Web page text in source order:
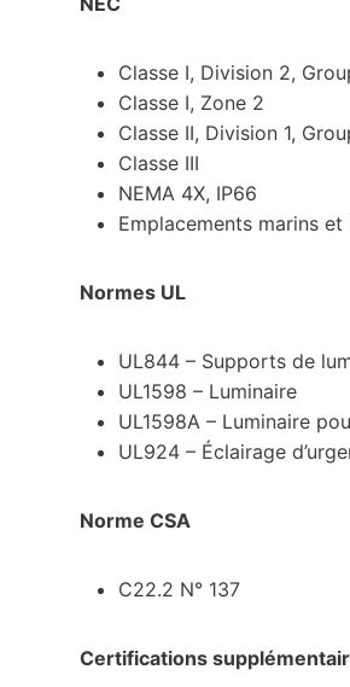
Classe I, Division 2,
Classe I, Zone 2
Classe II, Division 1,
Classe III
NEMA 4X, IP66
Emplacements marins et
Normes UL
UL844 – Supports de
UL1598 – Luminaire
UL1598A – Luminaire
UL924 – Éclairage
Norme CSA
C22.2 N° 137
Certifications